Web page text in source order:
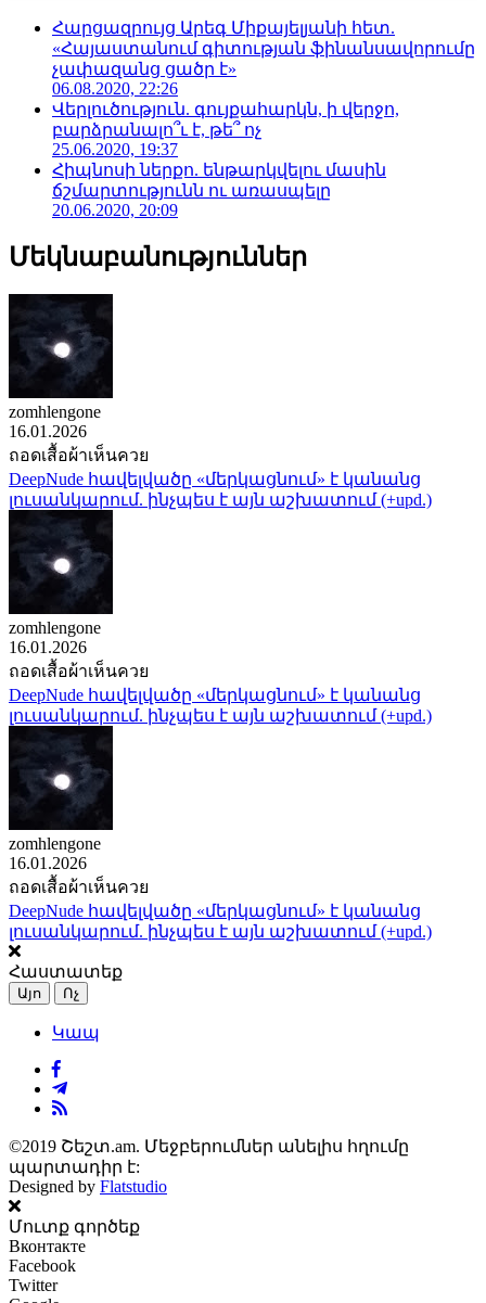
Հարցազրույց Արեգ Միքայելյանի հետ.
«Հայաստանում գիտության ֆինանսավորումը
չափազանց ցածր է»
06.08.2020, 22:26
Վերլուծություն. գույքահարկն, ի վերջո,
բարձրանալո՞ւ է, թե՞ ոչ
25.06.2020, 19:37
Հիպնոսի ներքո. ենթարկվելու մասին
ճշմարտությունն ու առասպելը
20.06.2020, 20:09
Մեկնաբանություններ
zomhlengone
16.01.2026
ถอดเสื้อผ้าเห็นควย
DeepNude հավելվածը «մերկացնում» է կանանց
լուսանկարում. ինչպես է այն աշխատում (+upd.)
zomhlengone
16.01.2026
ถอดเสื้อผ้าเห็นควย
DeepNude հավելվածը «մերկացնում» է կանանց
լուսանկարում. ինչպես է այն աշխատում (+upd.)
zomhlengone
16.01.2026
ถอดเสื้อผ้าเห็นควย
DeepNude հավելվածը «մերկացնում» է կանանց
լուսանկարում. ինչպես է այն աշխատում (+upd.)
Հաստատեք
Այո Ոչ
Կապ
©2019 Շեշտ.am. Մեջբերումներ անելիս հղումը
պարտադիր է:
Designed by Flatstudio
Մուտք գործեք
Вконтакте
Facebook
Twitter